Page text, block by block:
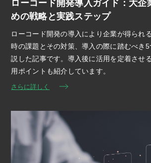
ローコード開発導入ガイド：大企
めの戦略と実践ステップ
ローコード開発の導入により企業が得られ
時の課題とその対策、導入の際に踏むべき
説した記事です。導入後に活用を定着させ
用ポイントも紹介しています。
さらに詳しく